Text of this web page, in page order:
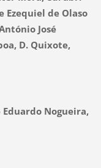
Ezequiel de Olaso
José
D. Quixote,
Nogueira,